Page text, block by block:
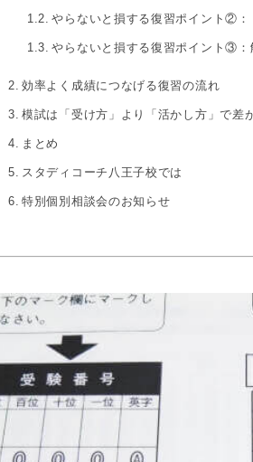
やらないと損する復習ポイント②：
やらないと損する復習ポイント③：
効率よく成績につなげる復習の流れ
模試は「受け方」より「活かし方」で差
まとめ
スタディコーチ八王子校では
特別個別相談会のお知らせ